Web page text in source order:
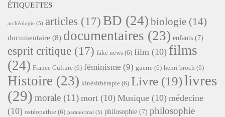
ÉTIQUETTES
archéologie (5) articles (17) BD (24) biologie (14)
documentaire (8) documentaires (23) enfants (7)
esprit critique (17) fake news (6) film (10) films
(24) France Culture (6) féminisme (9) guerre (6) henri broch (6)
Histoire (23) kinésithérapie (6) Livre (19)livres
(29) morale (11) mort (10) Musique (10) médecine
(10) ostéopathie (6) paranormal (5) philosophie (7) philosophie